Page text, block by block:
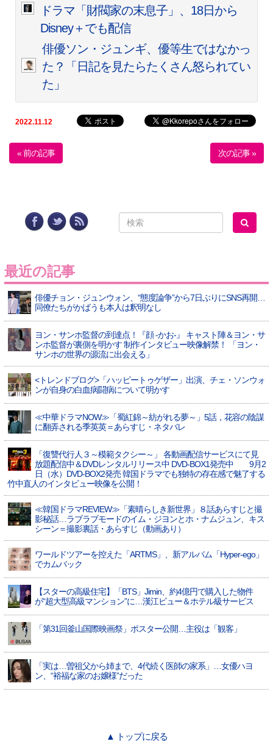
ドラマ「財閥家の末息子」、18日から
Disney＋でも配信
俳優ソン・ジュンギ、優等生ではなかっ
た？「日記を見たらたくさん怒られてい
た」
2022.11.12
« 前の記事 次の記事 »
最近の記事
俳優チョン・ジュンウォン、“態度論争”から7日ぶりにSNS再開…
同僚たちがかばうも本人は釈明なし
ヨン・サンホ監督の到達点！『顔 -かお-』 キャスト陣＆ヨン・サ
ンホ監督が裏側を明かす 制作インタビュー映像解禁！ 「ヨン・
サンホの世界の源流に出会える」
<トレンドブログ>「ハッピートゥゲザー」出演、チェ・ソンウォ
ンが自身の白血病闘病について明かす
≪中華ドラマNOW≫「蜀紅錦～紡がれる夢～」5話，花容の陰謀
に翻弄される季英英＝あらすじ・ネタバレ
「復讐代行人３～模範タクシー～」 各動画配信サービスにて見
放題配信中＆DVDレンタルリリース中 DVD-BOX1発売中 9月2
日（水）DVD-BOX2発売 韓国ドラマでも独特の存在感で魅了する
竹中直人のインタビュー映像を公開！
≪韓国ドラマREVIEW≫「素晴らしき新世界」８話あらすじと撮
影秘話…ラブラブモードのイム・ジヨンとホ・ナムジュン、キス
シーン＝撮影裏話・あらすじ（動画あり）
ワールドツアーを控えた「ARTMS」、新アルバム「Hyper-ego」
でカムバック
【スターの高級住宅】「BTS」Jimin、約4億円で購入した物件
が“超大型高級マンション”に…漢江ビュー＆ホテル級サービス
「第31回釜山国際映画祭」ポスター公開…主役は「観客」
「実は…曽祖父から姉まで、4代続く医師の家系」…女優ハヨ
ン、“裕福な家のお嬢様”だった
▲ トップに戻る